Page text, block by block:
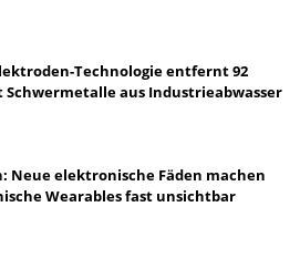
Technologie entfernt 92
Schwermetalle aus Industrieabwasser
Neue elektronische Fäden machen
Wearables fast unsichtbar